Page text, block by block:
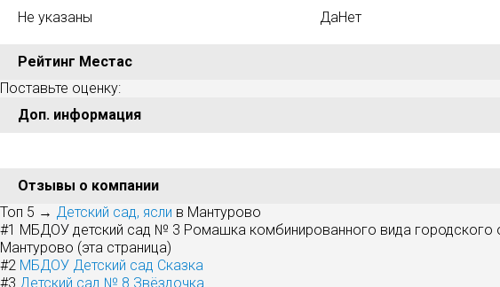
Не указаны
ДаНет
Рейтинг Местас
Поставьте оценку:
Доп. информация
Отзывы о компании
Топ 5 → Детский сад, ясли в Мантурово
#1 МБДОУ детский сад № 3 Ромашка комбинированного вида городского
Мантурово (эта страница)
#2 МБДОУ Детский сад Сказка
#3 Детский сад № 8 Звёздочка